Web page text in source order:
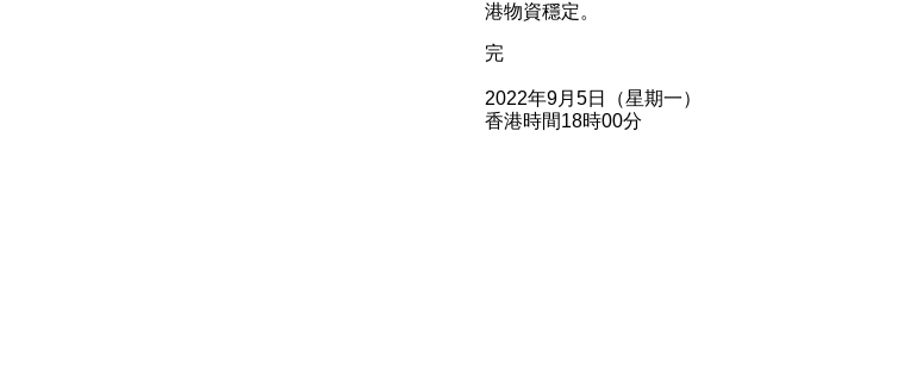
港物資穩定。
完
2022年9月5日（星期一）
香港時間18時00分